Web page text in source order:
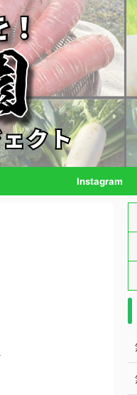
Instagram